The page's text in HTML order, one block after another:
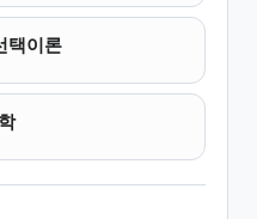
택이론